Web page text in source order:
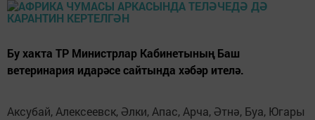
Бу хакта ТР Министрлар Кабинетының Баш
ветеринария идарәсе сайтында хәбәр ителә.
Аксубай, Алексеевск, Әлки, Апас, Арча, Әтнә, Буа, Югары